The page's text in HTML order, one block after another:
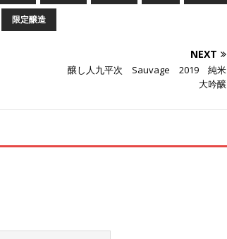
限定醸造
NEXT
醸し人九平次 Sauvage 2019 純米
大吟醸